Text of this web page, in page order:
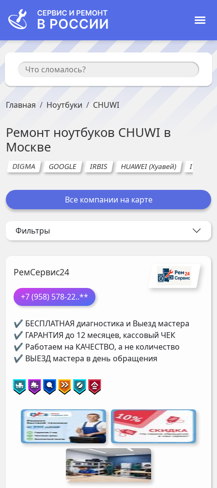
Главная Ноутбуки CHUWI
Ремонт ноутбуков CHUWI в
Москве
DIGMA GOOGLE IRBIS HUAWEI (Хуавей) ITEL
Все компании на карте
Фильтры
РемСервис24
+7 (958) 578-22..**
✔ БЕСПЛАТНАЯ диагностика и Выезд мастера
✔ ГАРАНТИЯ до 12 месяцев, кассовый ЧЕК
✔ Работаем на КАЧЕСТВО, а не количество
✔ ВЫЕЗД мастера в день обращения